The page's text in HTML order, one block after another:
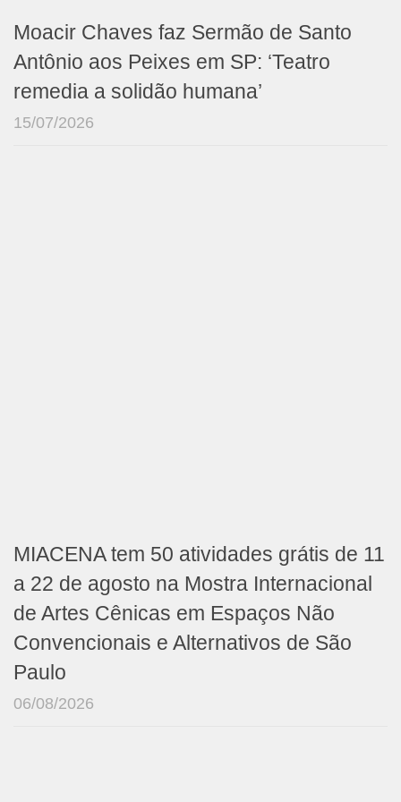
Moacir Chaves faz Sermão de Santo
Antônio aos Peixes em SP: ‘Teatro
remedia a solidão humana’
15/07/2026
MIACENA tem 50 atividades grátis de 11
a 22 de agosto na Mostra Internacional
de Artes Cênicas em Espaços Não
Convencionais e Alternativos de São
Paulo
06/08/2026